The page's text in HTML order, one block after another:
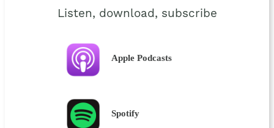
Listen, download, subscribe
Apple Podcasts
Spotify